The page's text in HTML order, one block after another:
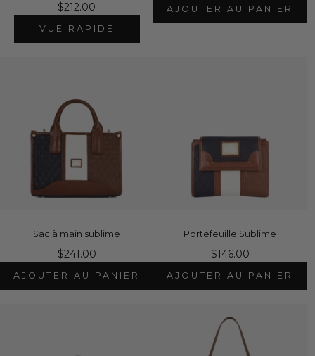
$212.00
VUE RAPIDE
AJOUTER AU PANIER
Sac à main sublime
$241.00
AJOUTER AU PANIER
Portefeuille Sublime
$146.00
AJOUTER AU PANIER